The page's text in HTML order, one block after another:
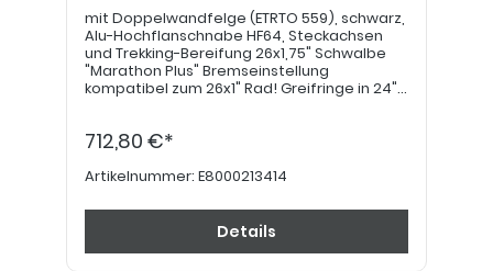
mit Doppelwandfelge (ETRTO 559), schwarz,
Alu-Hochflanschnabe HF64, Steckachsen
und Trekking-Bereifung 26x1,75" Schwalbe
"Marathon Plus" Bremseinstellung
kompatibel zum 26x1" Rad! Greifringe in 24"
auf Anfrage!
712,80 €*
Artikelnummer: E8000213414
Details